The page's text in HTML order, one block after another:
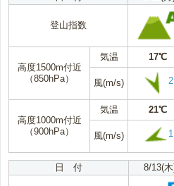
登山指数
高度1500m付近
（850hPa）
気温 17℃
風(m/s) 2
高度1000m付近
（900hPa）
気温 21℃
風(m/s) 1
日 付 8/13(